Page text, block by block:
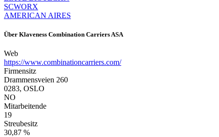
SCWORX
AMERICAN AIRES
Über Klaveness Combination Carriers ASA
Web
https://www.combinationcarriers.com/
Firmensitz
Drammensveien 260
0283, OSLO
NO
Mitarbeitende
19
Streubesitz
30,87 %